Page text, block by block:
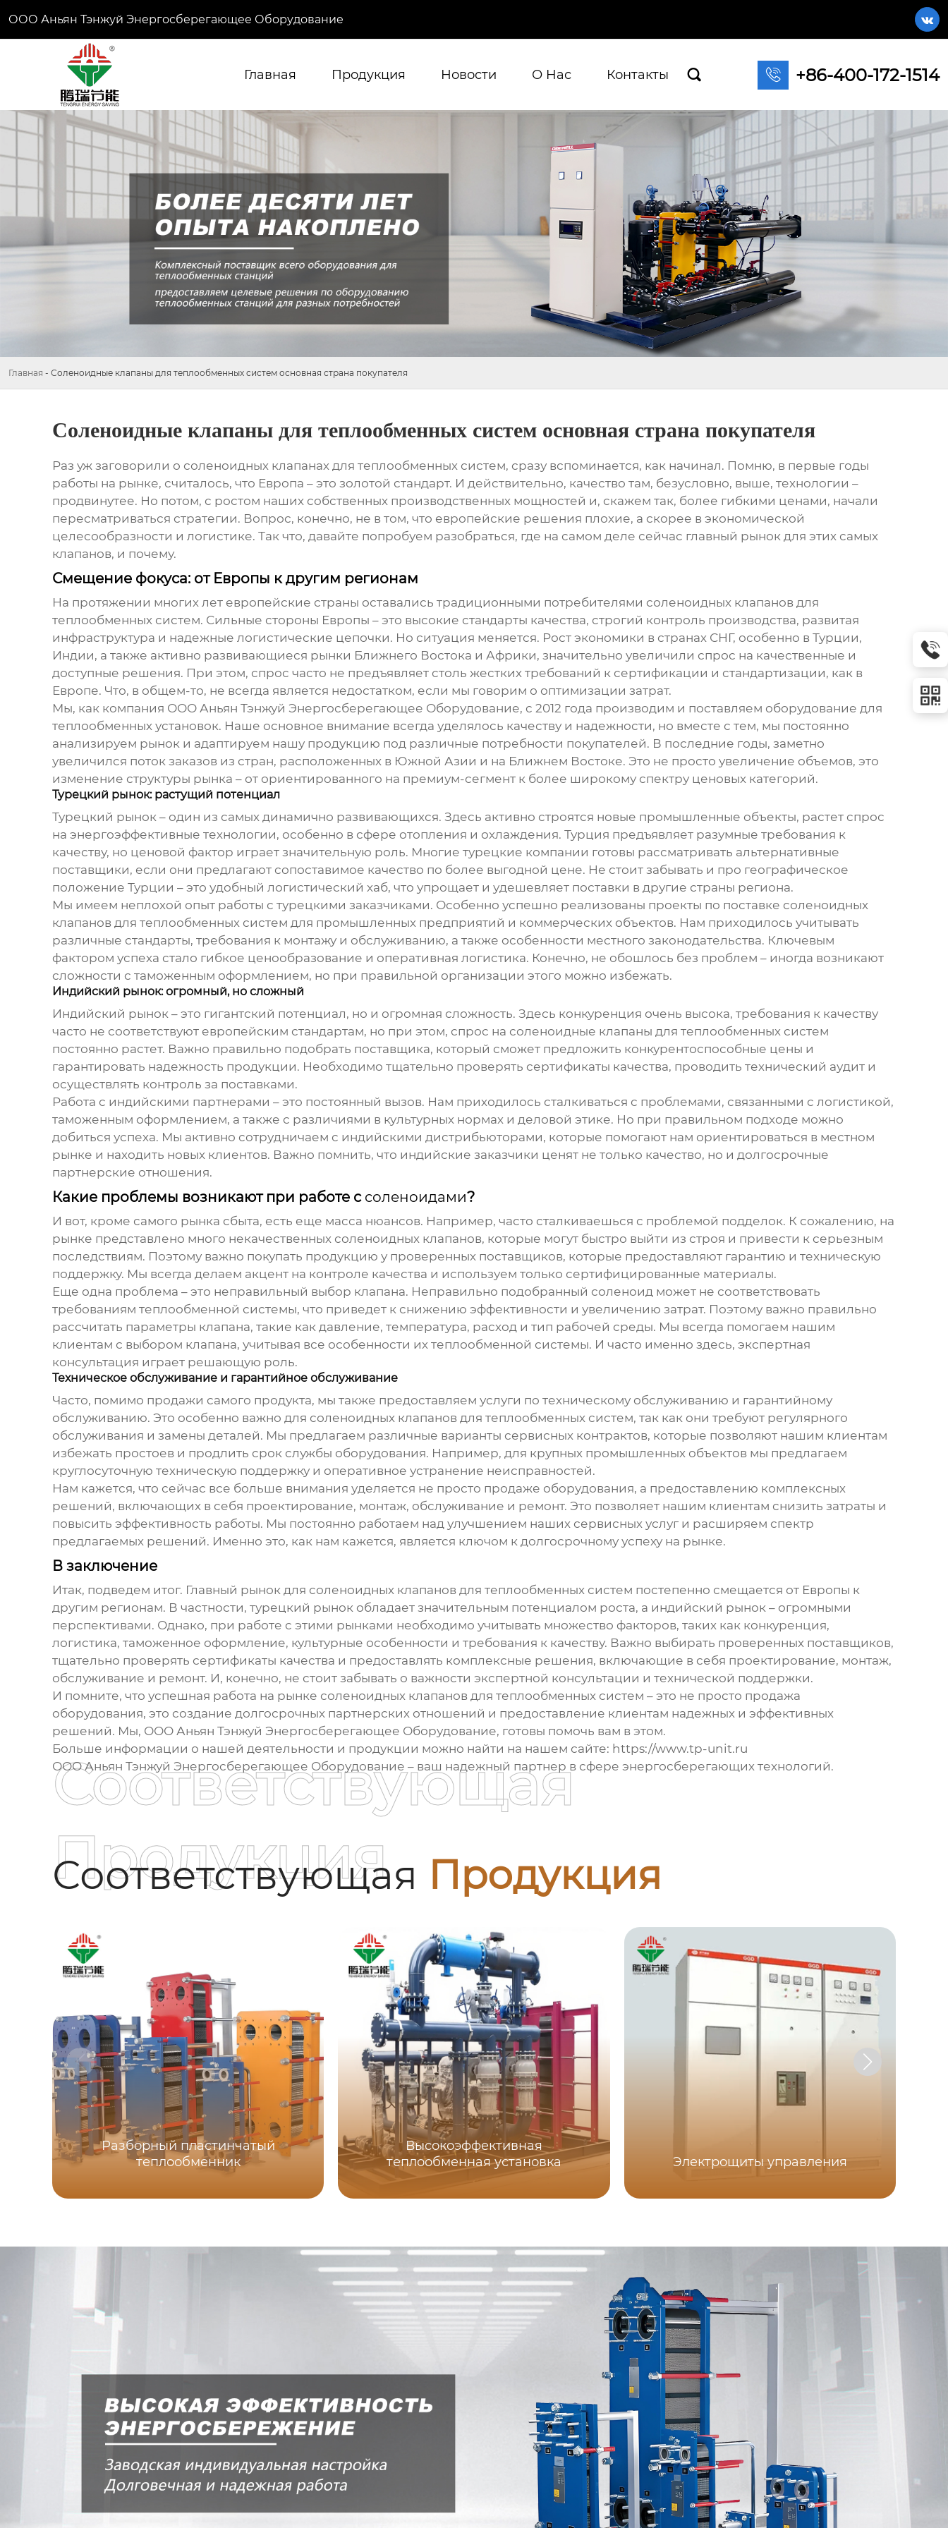
ООО Аньян Тэнжуй Энергосберегающее Оборудование 
Главная Продукция Новости О Hас Контакты   +86-400-172-1514
Главная - Соленоидные клапаны для теплообменных систем основная страна покупателя
Соленоидные клапаны для теплообменных систем основная страна покупателя
Раз уж заговорили о соленоидных клапанах для теплообменных систем, сразу вспоминается, как начинал. Помню, в первые годы
работы на рынке, считалось, что Европа – это золотой стандарт. И действительно, качество там, безусловно, выше, технологии –
продвинутее. Но потом, с ростом наших собственных производственных мощностей и, скажем так, более гибкими ценами, начали
пересматриваться стратегии. Вопрос, конечно, не в том, что европейские решения плохие, а скорее в экономической
целесообразности и логистике. Так что, давайте попробуем разобраться, где на самом деле сейчас главный рынок для этих самых
клапанов, и почему.
Смещение фокуса: от Европы к другим регионам
На протяжении многих лет европейские страны оставались традиционными потребителями соленоидных клапанов для
теплообменных систем. Сильные стороны Европы – это высокие стандарты качества, строгий контроль производства, развитая
инфраструктура и надежные логистические цепочки. Но ситуация меняется. Рост экономики в странах СНГ, особенно в Турции,
Индии, а также активно развивающиеся рынки Ближнего Востока и Африки, значительно увеличили спрос на качественные и
доступные решения. При этом, спрос часто не предъявляет столь жестких требований к сертификации и стандартизации, как в
Европе. Что, в общем-то, не всегда является недостатком, если мы говорим о оптимизации затрат.
Мы, как компания ООО Аньян Тэнжуй Энергосберегающее Оборудование, с 2012 года производим и поставляем оборудование для
теплообменных установок. Наше основное внимание всегда уделялось качеству и надежности, но вместе с тем, мы постоянно
анализируем рынок и адаптируем нашу продукцию под различные потребности покупателей. В последние годы, заметно
увеличился поток заказов из стран, расположенных в Южной Азии и на Ближнем Востоке. Это не просто увеличение объемов, это
изменение структуры рынка – от ориентированного на премиум-сегмент к более широкому спектру ценовых категорий.
Турецкий рынок: растущий потенциал
Турецкий рынок – один из самых динамично развивающихся. Здесь активно строятся новые промышленные объекты, растет спрос
на энергоэффективные технологии, особенно в сфере отопления и охлаждения. Турция предъявляет разумные требования к
качеству, но ценовой фактор играет значительную роль. Многие турецкие компании готовы рассматривать альтернативные
поставщики, если они предлагают сопоставимое качество по более выгодной цене. Не стоит забывать и про географическое
положение Турции – это удобный логистический хаб, что упрощает и удешевляет поставки в другие страны региона.
Мы имеем неплохой опыт работы с турецкими заказчиками. Особенно успешно реализованы проекты по поставке соленоидных
клапанов для теплообменных систем для промышленных предприятий и коммерческих объектов. Нам приходилось учитывать
различные стандарты, требования к монтажу и обслуживанию, а также особенности местного законодательства. Ключевым
фактором успеха стало гибкое ценообразование и оперативная логистика. Конечно, не обошлось без проблем – иногда возникают
сложности с таможенным оформлением, но при правильной организации этого можно избежать.
Индийский рынок: огромный, но сложный
Индийский рынок – это гигантский потенциал, но и огромная сложность. Здесь конкуренция очень высока, требования к качеству
часто не соответствуют европейским стандартам, но при этом, спрос на соленоидные клапаны для теплообменных систем
постоянно растет. Важно правильно подобрать поставщика, который сможет предложить конкурентоспособные цены и
гарантировать надежность продукции. Необходимо тщательно проверять сертификаты качества, проводить технический аудит и
осуществлять контроль за поставками.
Работа с индийскими партнерами – это постоянный вызов. Нам приходилось сталкиваться с проблемами, связанными с логистикой,
таможенным оформлением, а также с различиями в культурных нормах и деловой этике. Но при правильном подходе можно
добиться успеха. Мы активно сотрудничаем с индийскими дистрибьюторами, которые помогают нам ориентироваться в местном
рынке и находить новых клиентов. Важно помнить, что индийские заказчики ценят не только качество, но и долгосрочные
партнерские отношения.
Какие проблемы возникают при работе с соленоидами?
И вот, кроме самого рынка сбыта, есть еще масса нюансов. Например, часто сталкиваешься с проблемой подделок. К сожалению, на
рынке представлено много некачественных соленоидных клапанов, которые могут быстро выйти из строя и привести к серьезным
последствиям. Поэтому важно покупать продукцию у проверенных поставщиков, которые предоставляют гарантию и техническую
поддержку. Мы всегда делаем акцент на контроле качества и используем только сертифицированные материалы.
Еще одна проблема – это неправильный выбор клапана. Неправильно подобранный соленоидможет не соответствовать
требованиям теплообменной системы, что приведет к снижению эффективности и увеличению затрат. Поэтому важно правильно
рассчитать параметры клапана, такие как давление, температура, расход и тип рабочей среды. Мы всегда помогаем нашим
клиентам с выбором клапана, учитывая все особенности их теплообменной системы. И часто именно здесь, экспертная
консультация играет решающую роль.
Техническое обслуживание и гарантийное обслуживание
Часто, помимо продажи самого продукта, мы также предоставляем услуги по техническому обслуживанию и гарантийному
обслуживанию. Это особенно важно для соленоидных клапанов для теплообменных систем, так как они требуют регулярного
обслуживания и замены деталей. Мы предлагаем различные варианты сервисных контрактов, которые позволяют нашим клиентам
избежать простоев и продлить срок службы оборудования. Например, для крупных промышленных объектов мы предлагаем
круглосуточную техническую поддержку и оперативное устранение неисправностей.
Нам кажется, что сейчас все больше внимания уделяется не просто продаже оборудования, а предоставлению комплексных
решений, включающих в себя проектирование, монтаж, обслуживание и ремонт. Это позволяет нашим клиентам снизить затраты и
повысить эффективность работы. Мы постоянно работаем над улучшением наших сервисных услуг и расширяем спектр
предлагаемых решений. Именно это, как нам кажется, является ключом к долгосрочному успеху на рынке.
В заключение
Итак, подведем итог. Главный рынок для соленоидных клапанов для теплообменных систем постепенно смещается от Европы к
другим регионам. В частности, турецкий рынок обладает значительным потенциалом роста, а индийский рынок – огромными
перспективами. Однако, при работе с этими рынками необходимо учитывать множество факторов, таких как конкуренция,
логистика, таможенное оформление, культурные особенности и требования к качеству. Важно выбирать проверенных поставщиков,
тщательно проверять сертификаты качества и предоставлять комплексные решения, включающие в себя проектирование, монтаж,
обслуживание и ремонт. И, конечно, не стоит забывать о важности экспертной консультации и технической поддержки.
И помните, что успешная работа на рынке соленоидных клапанов для теплообменных систем – это не просто продажа
оборудования, это создание долгосрочных партнерских отношений и предоставление клиентам надежных и эффективных
решений. Мы, ООО Аньян Тэнжуй Энергосберегающее Оборудование, готовы помочь вам в этом.
Больше информации о нашей деятельности и продукции можно найти на нашем сайте: https://www.tp-unit.ru
ООО Аньян Тэнжуй Энергосберегающее Оборудование – ваш надежный партнер в сфере энергосберегающих технологий.
Соответствующая Продукция
Соответствующая
Продукция
Разборный пластинчатый
теплообменник
Высокоэффективная
теплообменная установка
Электрощиты управления